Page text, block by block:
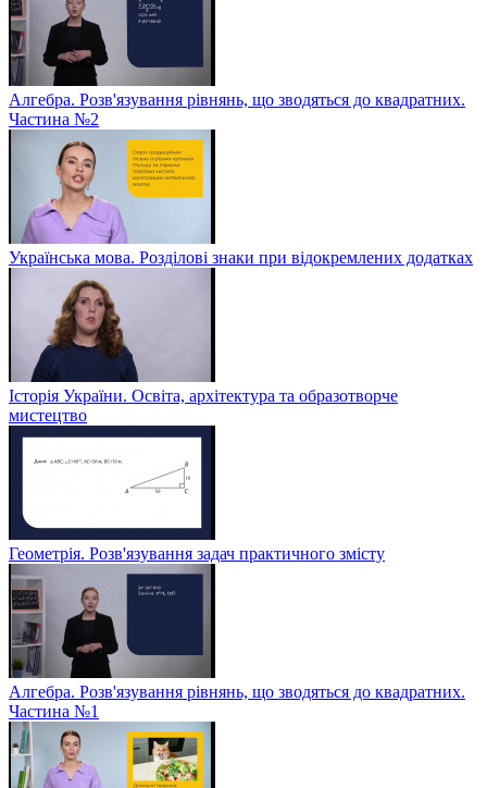
Алгебра. Розв'язування рівнянь, що зводяться до квадратних.
Частина №2
Українська мова. Розділові знаки при відокремлених додатках
Історія України. Освіта, архітектура та образотворче
мистецтво
Геометрія. Розв'язування задач практичного змісту
Алгебра. Розв'язування рівнянь, що зводяться до квадратних.
Частина №1